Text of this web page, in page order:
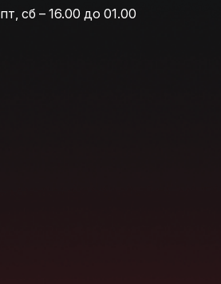
пт, сб – 16.00 до 01.00